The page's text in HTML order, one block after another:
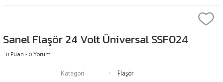
Sanel Flaşör 24 Volt Üniversal SSF024
0 Puan - 0 Yorum
Kategori
Flaşör